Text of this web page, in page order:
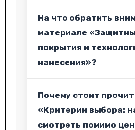
На что обратить
материале
покрытия и
нанесения»?
Почему стоит
«Критерии выбора:
смотреть помимо